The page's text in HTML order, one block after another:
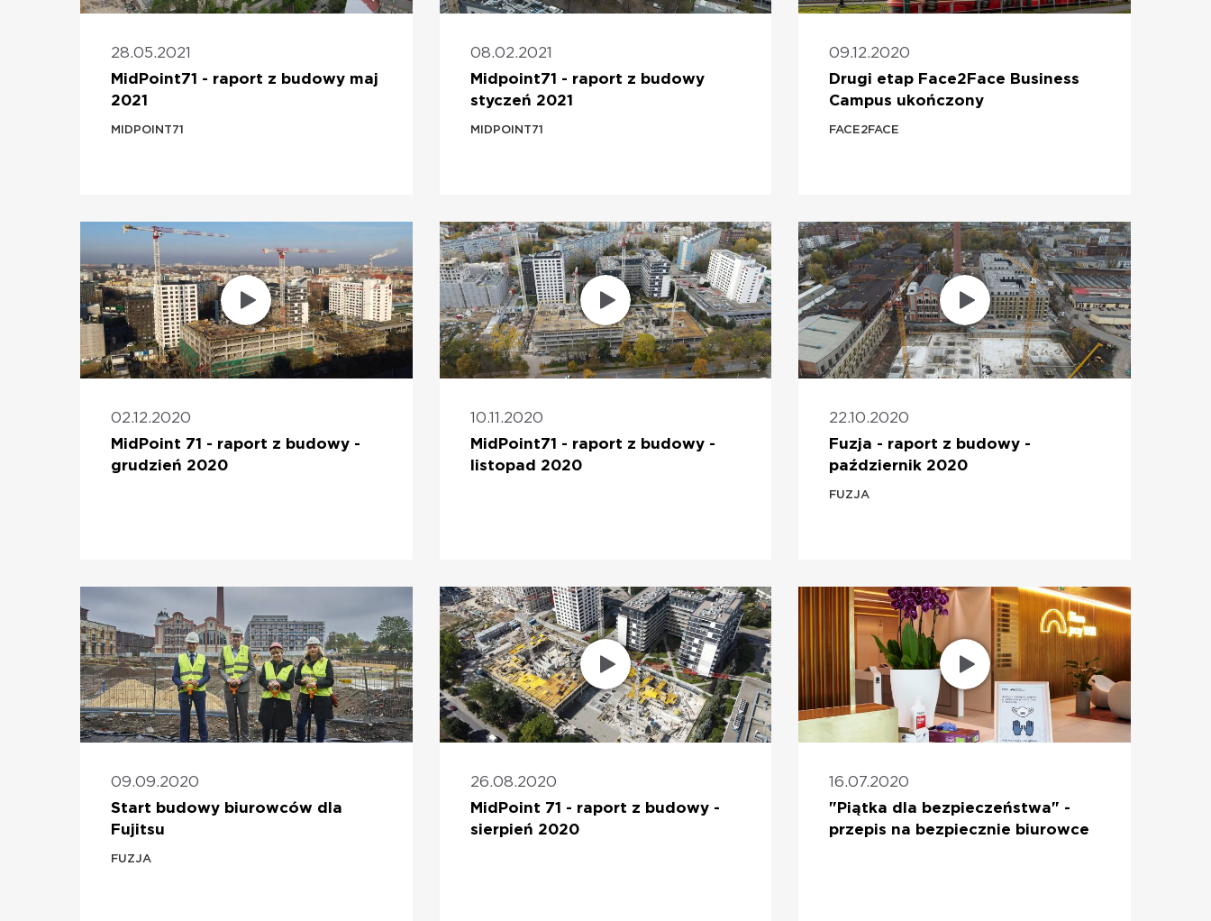
28.05.2021
MidPoint71 - raport z budowy maj
2021
MIDPOINT71
08.02.2021
Midpoint71 - raport z budowy
styczeń 2021
MIDPOINT71
09.12.2020
Drugi etap Face2Face Business
Campus ukończony
FACE2FACE
02.12.2020
MidPoint 71 - raport z budowy -
grudzień 2020
10.11.2020
MidPoint71 - raport z budowy -
listopad 2020
22.10.2020
Fuzja - raport z budowy -
październik 2020
FUZJA
09.09.2020
Start budowy biurowców dla
Fujitsu
FUZJA
26.08.2020
MidPoint 71 - raport z budowy -
sierpień 2020
16.07.2020
"Piątka dla bezpieczeństwa" -
przepis na bezpiecznie biurowce